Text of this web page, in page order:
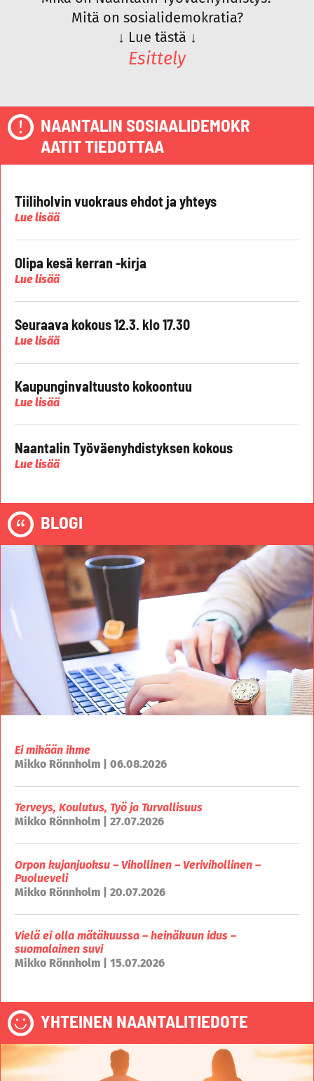
Mitä on sosialidemokratia?
↓ Lue tästä ↓
Esittely
NAANTALIN SOSIAALIDEMOKR
AATIT TIEDOTTAA
Tiiliholvin vuokraus ehdot ja yhteys
Lue lisää
Olipa kesä kerran -kirja
Lue lisää
Seuraava kokous 12.3. klo 17.30
Lue lisää
Kaupunginvaltuusto kokoontuu
Lue lisää
Naantalin Työväenyhdistyksen kokous
Lue lisää
BLOGI
Ei mikään ihme
Mikko Rönnholm | 06.08.2026
Terveys, Koulutus, Työ ja Turvallisuus
Mikko Rönnholm | 27.07.2026
Orpon kujanjuoksu – Vihollinen – Verivihollinen –
Puolueveli
Mikko Rönnholm | 20.07.2026
Vielä ei olla mätäkuussa – heinäkuun idus –
suomalainen suvi
Mikko Rönnholm | 15.07.2026
YHTEINEN NAANTALITIEDOTE